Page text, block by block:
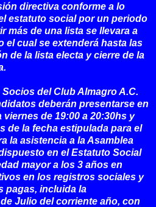
directiva conforme a lo
estatuto social por un periodo
más de una lista se llevara a
el cual se extenderá hasta las
de la lista electa y cierre de la
del Club Almagro A.C.
deberán presentarse en
de 19:00 a 20:30hs y
de la fecha estipulada para el
la asistencia a la Asamblea
en el Estatuto Social
mayor a los 3 años en
en los registros sociales y
pagas, incluida la
Julio del corriente año, con